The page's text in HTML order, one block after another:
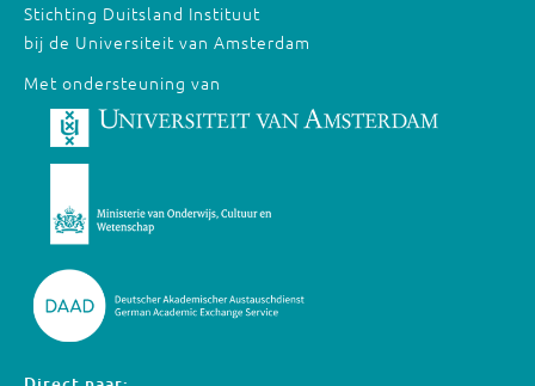
Stichting Duitsland Instituut
bij de Universiteit van Amsterdam
Met ondersteuning van